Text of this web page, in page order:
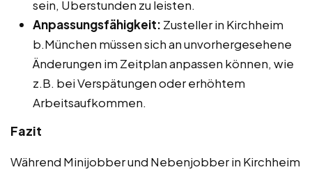
sein, Überstunden zu leisten.
Anpassungsfähigkeit: Zusteller in Kirchheim
b.München müssen sich an unvorhergesehene
Änderungen im Zeitplan anpassen können, wie
z.B. bei Verspätungen oder erhöhtem
Arbeitsaufkommen.
Fazit
Während Minijobber und Nebenjobber in Kirchheim